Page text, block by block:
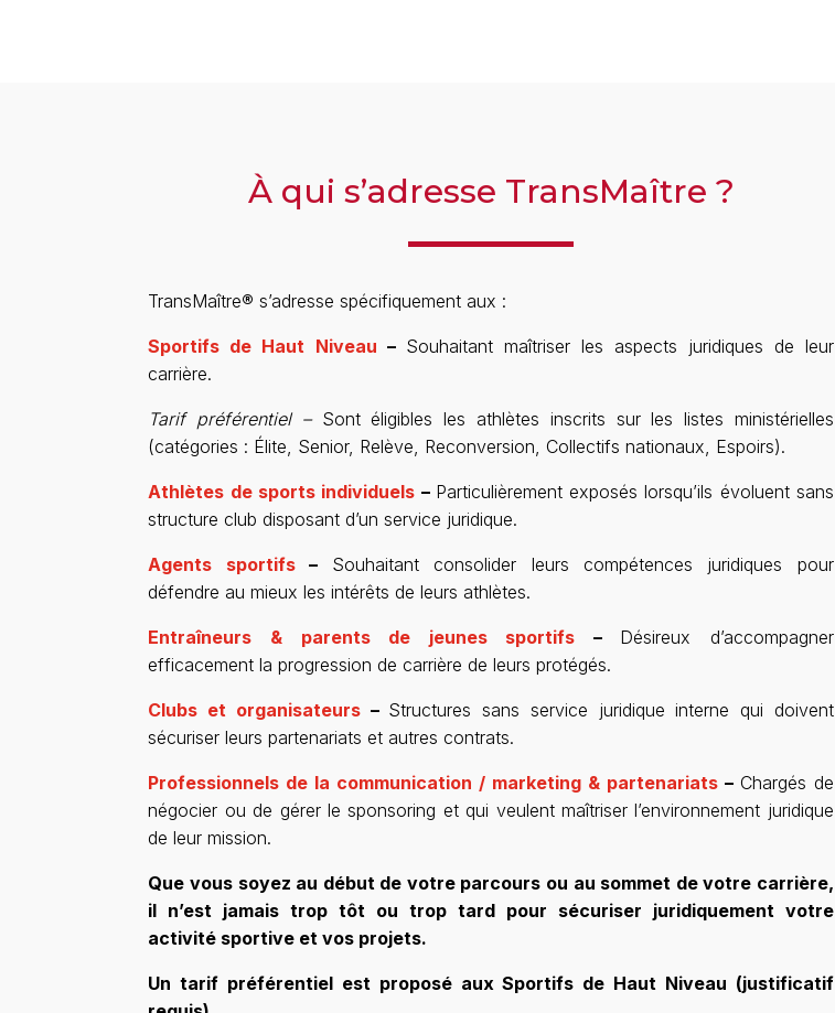
À qui s’adresse TransMaître ?
TransMaître® s’adresse spécifiquement aux :
Sportifs de Haut Niveau – Souhaitant maîtriser les aspects juridiques de leur
carrière.
Tarif préférentiel – Sont éligibles les athlètes inscrits sur les listes ministérielles
(catégories : Élite, Senior, Relève, Reconversion, Collectifs nationaux, Espoirs).
Athlètes de sports individuels – Particulièrement exposés lorsqu’ils évoluent sans
structure club disposant d’un service juridique.
Agents sportifs– Souhaitant consolider leurs compétences juridiques pour
défendre au mieux les intérêts de leurs athlètes.
Entraîneurs & parents de jeunes sportifs – Désireux d’accompagner
efficacement la progression de carrière de leurs protégés.
Clubs et organisateurs– Structures sans service juridique interne qui doivent
sécuriser leurs partenariats et autres contrats.
Professionnels de la communication / marketing & partenariats – Chargés de
négocier ou de gérer le sponsoring et qui veulent maîtriser l’environnement juridique
de leur mission.
Que vous soyez au début de votre parcours ou au sommet de votre carrière,
il n’est jamais trop tôt ou trop tard pour sécuriser juridiquement votre
activité sportive et vos projets.
Un tarif préférentiel est proposé aux Sportifs de Haut Niveau (justificatif